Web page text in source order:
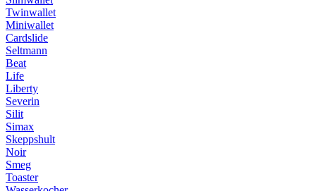
Twinwallet
Miniwallet
Cardslide
Seltmann
Beat
Life
Liberty
Severin
Silit
Simax
Skeppshult
Noir
Smeg
Toaster